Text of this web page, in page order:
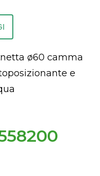
ø60 camma
e